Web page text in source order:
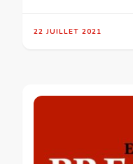
22 JUILLET 2021